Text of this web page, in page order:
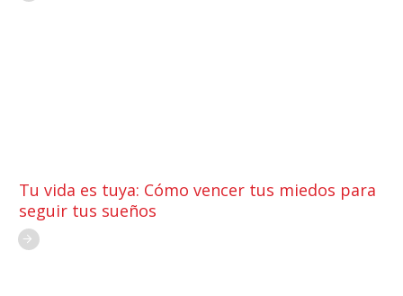
Tu vida es tuya: Cómo vencer tus miedos para
seguir tus sueños